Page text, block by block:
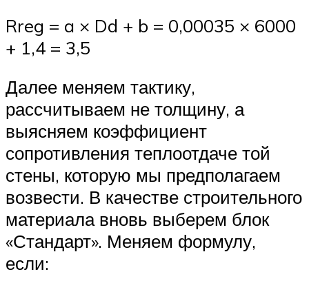
Rreg = a × Dd + b = 0,00035 × 6000
+ 1,4 = 3,5
Далее меняем тактику,
рассчитываем не толщину, а
выясняем коэффициент
сопротивления теплоотдаче той
стены, которую мы предполагаем
возвести. В качестве строительного
материала вновь выберем блок
«Стандарт». Меняем формулу,
если: